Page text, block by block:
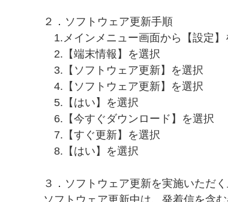
２．ソフトウェア更新手順
1.メインメニュー画面から【設定】
2.【端末情報】を選択
3.【ソフトウェア更新】を選択
4.【ソフトウェア更新】を選択
5.【はい】を選択
6.【今すぐダウンロード】を選択
7.【すぐ更新】を選択
8.【はい】を選択
３．ソフトウェア更新を実施いただ